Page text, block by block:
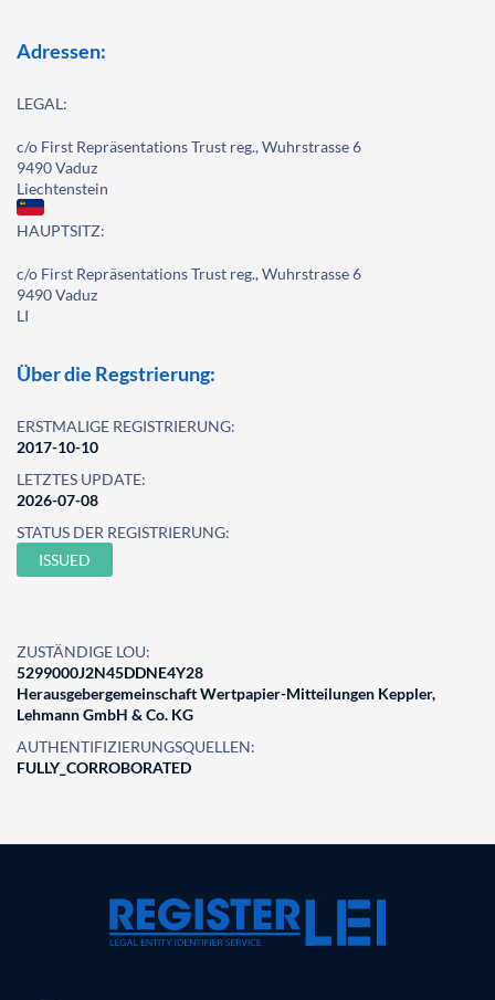
Adressen:
LEGAL:
c/o First Repräsentations Trust reg., Wuhrstrasse 6
9490 Vaduz
Liechtenstein
HAUPTSITZ:
c/o First Repräsentations Trust reg., Wuhrstrasse 6
9490 Vaduz
LI
Über die Regstrierung:
ERSTMALIGE REGISTRIERUNG:
2017-10-10
LETZTES UPDATE:
2026-07-08
STATUS DER REGISTRIERUNG:
ISSUED
ZUSTÄNDIGE LOU:
5299000J2N45DDNE4Y28
Herausgebergemeinschaft Wertpapier-Mitteilungen Keppler,
Lehmann GmbH & Co. KG
AUTHENTIFIZIERUNGSQUELLEN:
FULLY_CORROBORATED